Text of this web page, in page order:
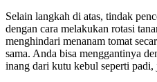
Selain langkah di atas, tindak
dengan cara melakukan rotasi
menghindari menanam tomat
sama. Anda bisa menggantinya
inang dari kutu kebul seperti